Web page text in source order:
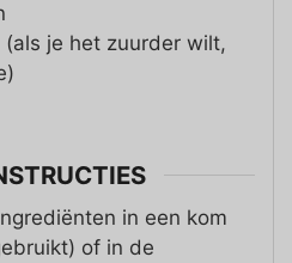
je het zuurder wilt,
in een kom
of in de